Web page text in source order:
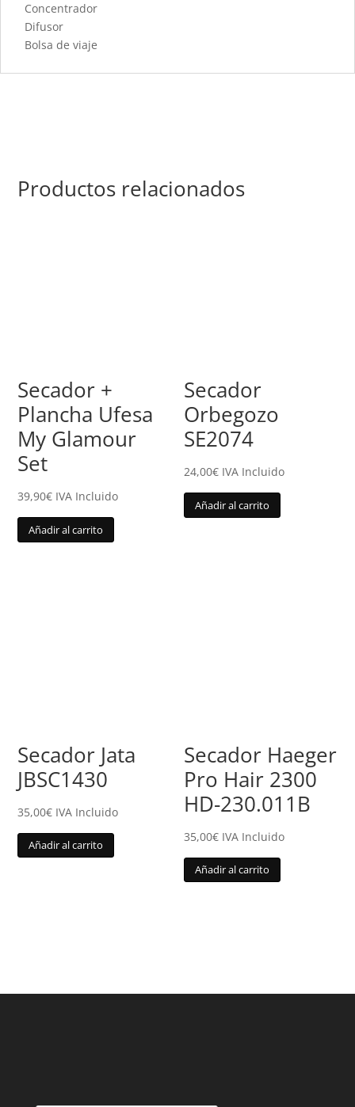
Concentrador
Difusor
Bolsa de viaje
Productos relacionados
Secador +
Plancha Ufesa
My Glamour
Set
39,90€ IVA Incluido
Añadir al carrito
Secador
Orbegozo
SE2074
24,00€ IVA Incluido
Añadir al carrito
Secador Jata
JBSC1430
35,00€ IVA Incluido
Añadir al carrito
Secador Haeger
Pro Hair 2300
HD-230.011B
35,00€ IVA Incluido
Añadir al carrito